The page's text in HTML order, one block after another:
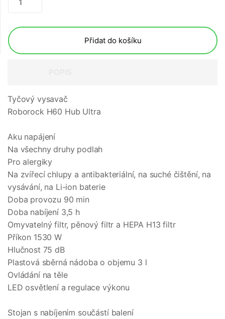
Přidat do košíku
Tyčový vysavač
Roborock H60 Hub Ultra
Aku napájení
Na všechny druhy podlah
Pro alergiky
Na zvířecí chlupy a antibakteriální, na suché čištění, na
vysávání, na Li-ion baterie
Doba provozu 90 min
Doba nabíjení 3,5 h
Omyvatelný filtr, pěnový filtr a HEPA H13 filtr
Příkon 1530 W
Hlučnost 75 dB
Plastová sběrná nádoba o objemu 3 l
Ovládání na těle
LED osvětlení a regulace výkonu
Stojan s nabíjením součástí balení